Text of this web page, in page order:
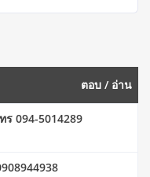
ตอบ / อ่าน
094-5014289